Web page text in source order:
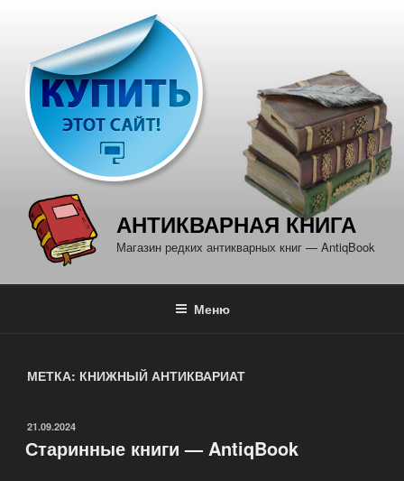
содержимому
АНТИКВАРНАЯ КНИГА
Магазин редких антикварных книг — AntiqBook
Меню
МЕТКА: КНИЖНЫЙ АНТИКВАРИАТ
ОПУБЛИКОВАНО
21.09.2024
Старинные книги — AntiqBook